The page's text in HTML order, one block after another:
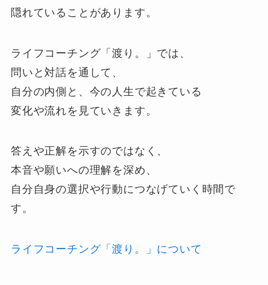
隠れていることがあります。
ライフコーチング「渡り。」では、
問いと対話を通して、
自分の内側と、今の人生で起きている
変化や流れを見ていきます。
答えや正解を示すのではなく、
本音や願いへの理解を深め、
自分自身の選択や行動につなげていく時間で
す。
ライフコーチング「渡り。」について